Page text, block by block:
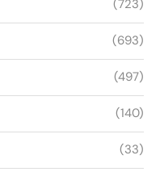
(723)
(693)
(497)
(140)
(33)